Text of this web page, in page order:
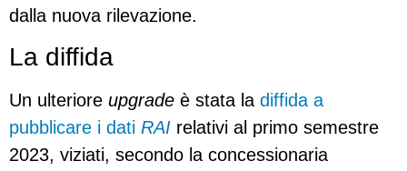
dalla nuova rilevazione.
La diffida
Un ulteriore upgrade è stata la diffida a
pubblicare i dati RAI relativi al primo semestre
2023, viziati, secondo la concessionaria